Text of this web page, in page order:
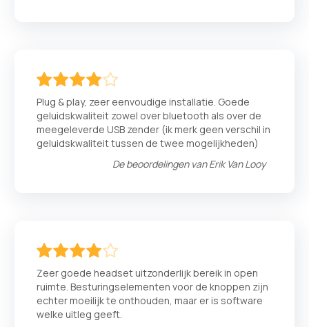
Plug & play, zeer eenvoudige installatie. Goede
geluidskwaliteit zowel over bluetooth als over de
meegeleverde USB zender (ik merk geen verschil in
geluidskwaliteit tussen de twee mogelijkheden)
De beoordelingen vanErik Van Looy
Zeer goede headset uitzonderlijk bereik in open
ruimte. Besturingselementen voor de knoppen zijn
echter moeilijk te onthouden, maar er is software
welke uitleg geeft.